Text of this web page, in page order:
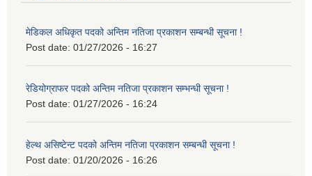
मेडिकल अधिकृत पदको अन्तिम नतिजा प्रकाशन सम्बन्धी सूचना !
Post date: 01/27/2026 - 16:27
रेडियोग्राफर पदको अन्तिम नतिजा प्रकाशन सम्भन्धी सूचना !
Post date: 01/27/2026 - 16:24
हेल्थ असिष्टेन्ट पदको अन्तिम नतिजा प्रकाशन सम्बन्धी सूचना !
Post date: 01/20/2026 - 16:26